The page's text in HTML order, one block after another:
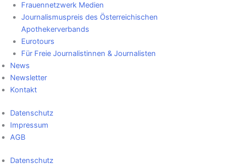
Frauennetzwerk Medien
Journalismuspreis des Österreichischen
Apothekerverbands
Eurotours
Für Freie Journalistinnen & Journalisten
News
Newsletter
Kontakt
Datenschutz
Impressum
AGB
Datenschutz